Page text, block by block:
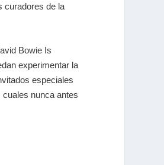
curadores de la
Bowie Is
experimentar la
especiales
nunca antes